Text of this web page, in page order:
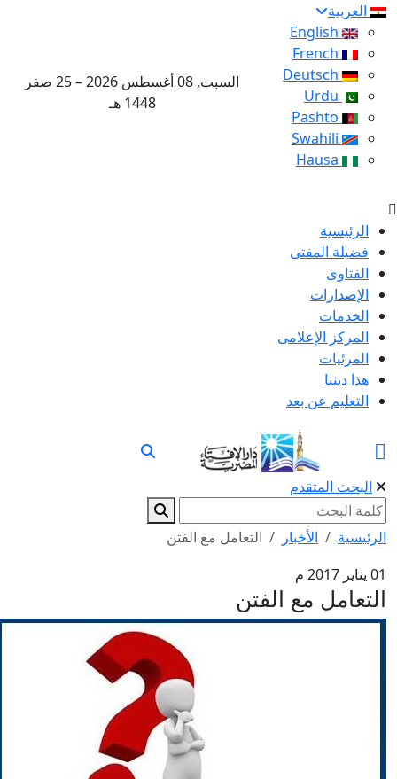
العربية
English
French
Deutsch
Pashto
Swahili
Hausa
السبت, 08 أغسطس 2026 – 25 صفر
1448 هـ
الرئيسية
فضيلة المفتى
الفتاوى
الإصدارات
الخدمات
المركز الإعلامى
المرئيات
هذا ديننا
التعليم عن بعد
البحث المتقدم
الرئيسية الأخبار
التعامل مع الفتن
01 يناير 2017 م
التعامل مع الفتن